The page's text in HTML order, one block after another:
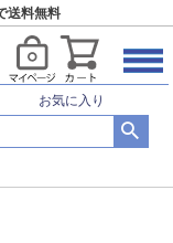
送料無料
お気に入り